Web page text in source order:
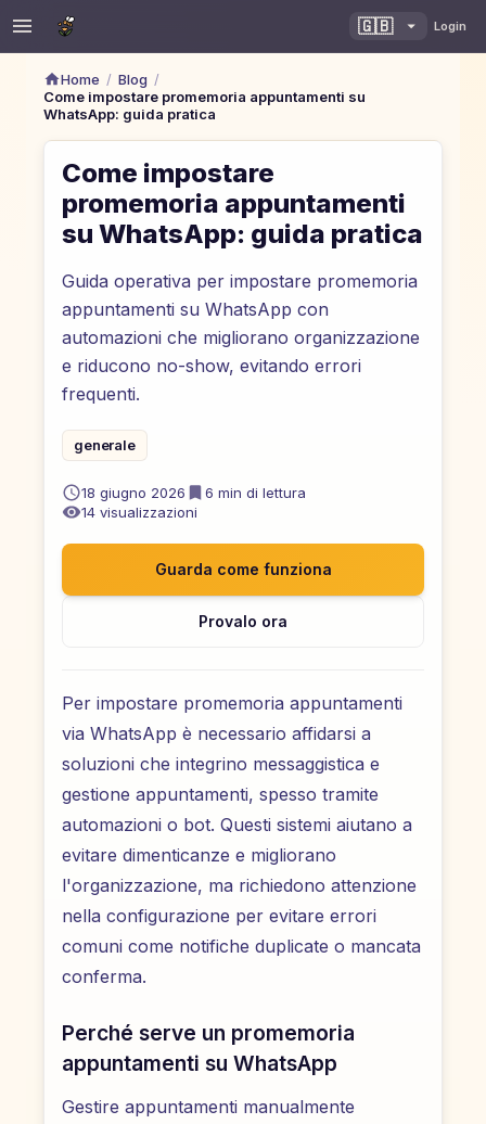
🇬🇧 Login
Home / Blog /
Come impostare promemoria appuntamenti su
WhatsApp: guida pratica
Come impostare
promemoria appuntamenti
su WhatsApp: guida pratica
Guida operativa per impostare promemoria
appuntamenti su WhatsApp con
automazioni che migliorano organizzazione
e riducono no-show, evitando errori
frequenti.
generale
18 giugno 2026 6 min di lettura
14 visualizzazioni
Guarda come funziona
Provalo ora
Per impostare promemoria appuntamenti
via WhatsApp è necessario affidarsi a
soluzioni che integrino messaggistica e
gestione appuntamenti, spesso tramite
automazioni o bot. Questi sistemi aiutano a
evitare dimenticanze e migliorano
l'organizzazione, ma richiedono attenzione
nella configurazione per evitare errori
comuni come notifiche duplicate o mancata
conferma.
Perché serve un promemoria
appuntamenti su WhatsApp
Gestire appuntamenti manualmente